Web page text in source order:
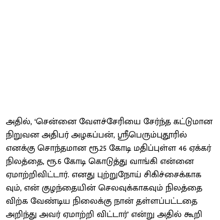
அதில், ‘சென்னை வேளச்​சேரியை சேர்ந்த கட்​டு​மான
நிறுவன அதிபர் அழகப்​பன், ஸ்ரீபெரும்​புதூரில்
எனக்கு சொந்​த​மான ரூ.25 கோடி மதிப்​புள்ள 46 ஏக்​கர்
நிலத்​தை, ரூ.6 கோடி கொடுத்து வாங்கி என்னை
ஏமாற்​றி​விட்​டார். எனது புற்​று​நோய் சிகிச்​சைக்​காக​
வும், என் குழந்​தை​யின் செல​வுக்​காக​வும் நிலத்தை
விற்க வேண்​டிய நிலைக்கு நான் தள்​ளப்​பட்​டதை
அறிந்து அவர் ஏமாற்றி விட்டார்’ என்று அதில் கூறி​